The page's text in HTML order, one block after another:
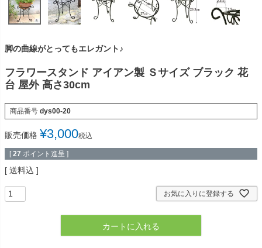
脚の曲線がとってもエレガント♪
フラワースタンド アイアン製 Ｓサイズ ブラック 花
台 屋外 高さ30cm
商品番号 dys00-20
販売価格 ¥3,000税込
[ 27 ポイント進呈 ]
送料込
お気に入りに登録する
カートに入れる